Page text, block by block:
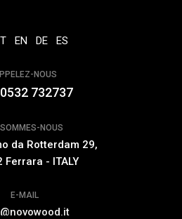
EN DE ES
NOUS
732737
NOUS
da Rotterdam 29,
Ferrara - ITALY
E-MAIL